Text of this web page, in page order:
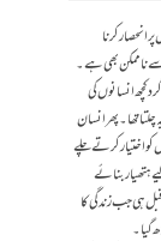
ناممکن بھی ہے۔
کچھ انسانوں کی
پھرانسان
اختیار کرتے چلے
بنائے
ہی جب زندگی کا
گیا۔